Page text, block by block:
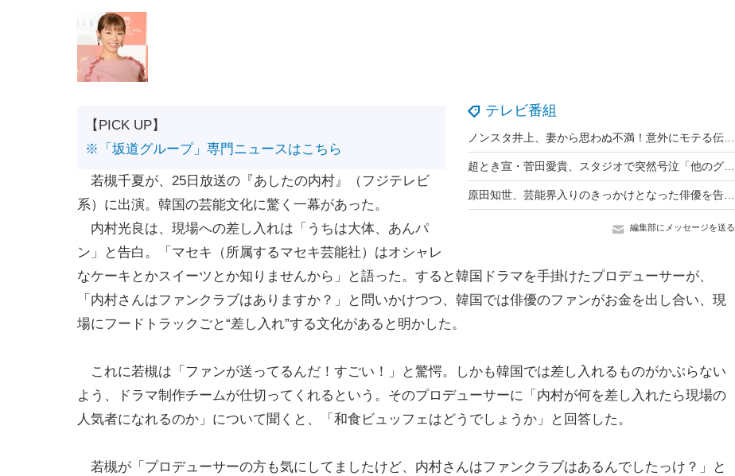
テレビ番組
編集部にメッセージを送る
【PICK UP】
※「坂道グループ」専門ニュースはこちら
若槻千夏が、25日放送の『あしたの内村』（フジテレビ
系）に出演。韓国の芸能文化に驚く一幕があった。
内村光良は、現場への差し入れは「うちは大体、あんパ
ン」と告白。「マセキ（所属するマセキ芸能社）はオシャレ
なケーキとかスイーツとか知りませんから」と語った。すると韓国ドラマを手掛けたプロデューサーが、
「内村さんはファンクラブはありますか？」と問いかけつつ、韓国では俳優のファンがお金を出し合い、現
場にフードトラックごと“差し入れ”する文化があると明かした。
これに若槻は「ファンが送ってるんだ！すごい！」と驚愕。しかも韓国では差し入れるものがかぶらない
よう、ドラマ制作チームが仕切ってくれるという。そのプロデューサーに「内村が何を差し入れたら現場の
人気者になれるのか」について聞くと、「和食ビュッフェはどうでしょうか」と回答した。
若槻が「プロデューサーの方も気にしてましたけど、内村さんはファンクラブはあるんでしたっけ？」と